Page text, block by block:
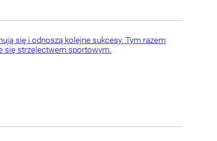
się i odnoszą kolejne sukcesy. Tym razem
się strzelectwem sportowym.